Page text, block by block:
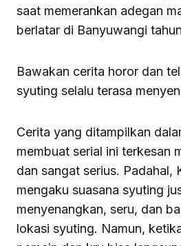
saat memerankan adegan
berlatar di Banyuwangi
Bawakan cerita horor dan
syuting selalu terasa
Cerita yang ditampilkan
membuat serial ini terkesan
dan sangat serius. Padahal,
mengaku suasana syuting
menyenangkan, seru, dan
lokasi syuting. Namun,